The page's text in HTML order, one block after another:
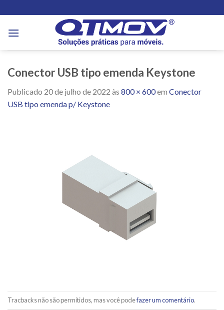
to
content
Conector USB tipo emenda Keystone
Publicado 20 de julho de 2022 às 800 × 600em Conector
USB tipo emenda p/ Keystone
Tracbacks não são permitidos, mas você podefazer um comentário.